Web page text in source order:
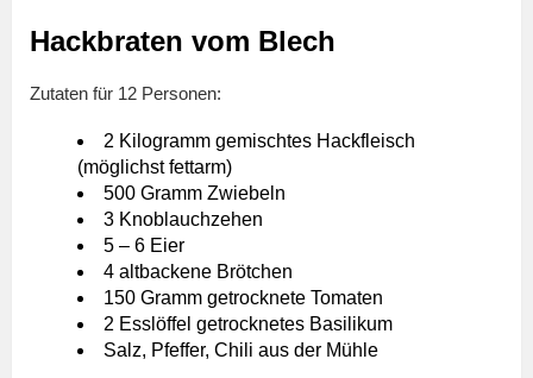
Hackbraten vom Blech
Zutaten für 12 Personen:
2 Kilogramm gemischtes Hackfleisch
(möglichst fettarm)
500 Gramm Zwiebeln
3 Knoblauchzehen
5 – 6 Eier
4 altbackene Brötchen
150 Gramm getrocknete Tomaten
2 Esslöffel getrocknetes Basilikum
Salz, Pfeffer, Chili aus der Mühle